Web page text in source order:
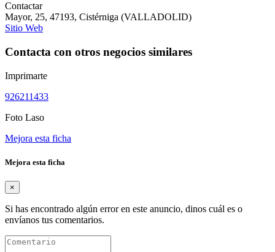
Contactar
Mayor, 25, 47193, Cistérniga (VALLADOLID)
Sitio Web
Contacta con otros negocios similares
Imprimarte
926211433
Foto Laso
Mejora esta ficha
Mejora esta ficha
×
Si has encontrado algún error en este anuncio, dinos cuál es o
envíanos tus comentarios.